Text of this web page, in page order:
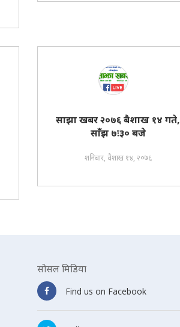
साझा खबर २०७६ बैशाख १४ गते,
साँझ ७ः३० बजे
शनिबार, वैशाख १४, २०७६
सोसल मिडिया
Find us on Facebook